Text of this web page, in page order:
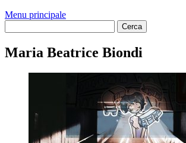
Menu principale
Maria Beatrice Biondi